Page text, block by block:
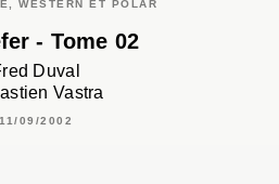
WESTERN ET POLAR
- Tome 02
Duval
Vastra
11/09/2002